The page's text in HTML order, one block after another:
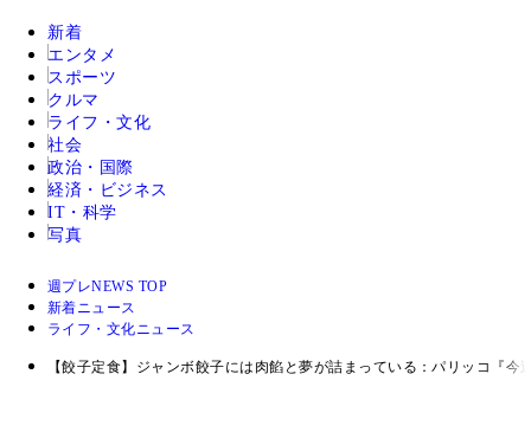
新着
エンタメ
スポーツ
クルマ
ライフ・文化
社会
政治・国際
経済・ビジネス
IT・科学
写真
週プレNEWS TOP
新着ニュース
ライフ・文化ニュース
【餃子定食】ジャンボ餃子には肉餡と夢が詰まっている：パリッコ『今